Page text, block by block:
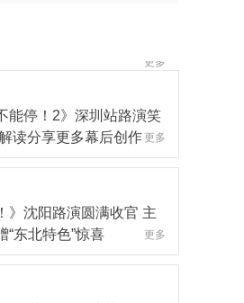
若昀白客爆笑整活走心
更多
能停！2》深圳站路演笑
读分享更多幕后创作更多
》沈阳路演圆满收官 主
“东北特色”惊喜
更多